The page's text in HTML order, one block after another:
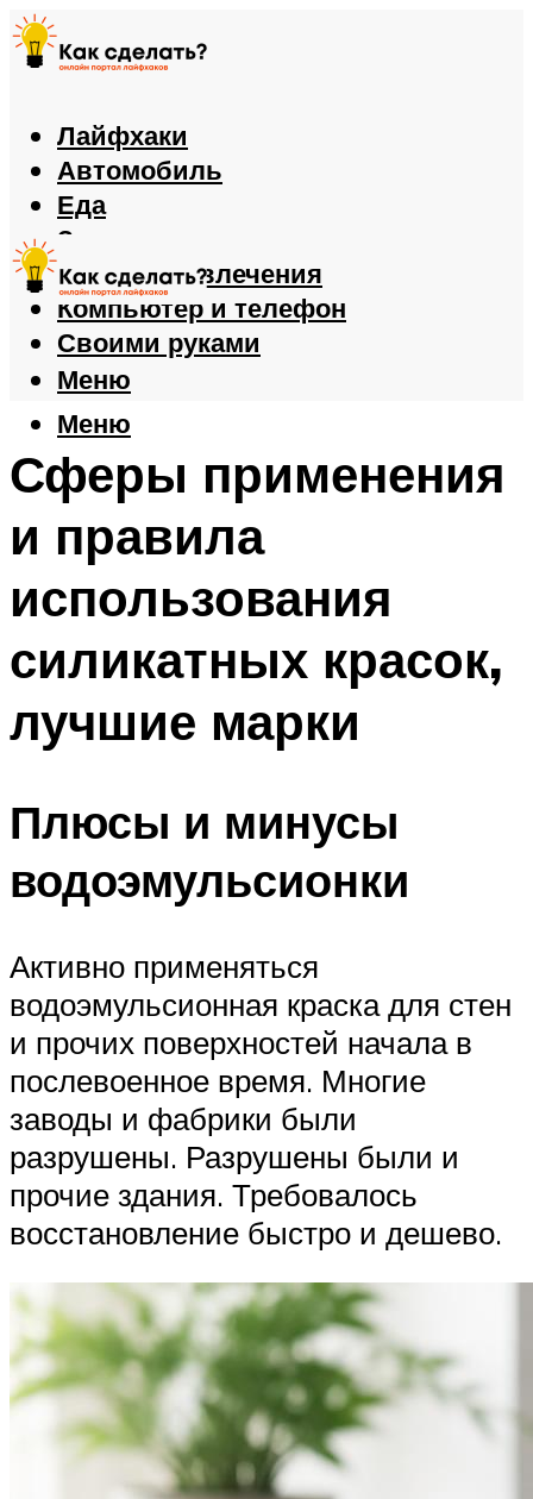
Лайфхаки
Автомобиль
Еда
Здоровье
Игры и развлечения
Компьютер и телефон
Своими руками
Меню
Меню
Сферы применения
и правила
использования
силикатных красок,
лучшие марки
Плюсы и минусы
водоэмульсионки
Активно применяться
водоэмульсионная краска для стен
и прочих поверхностей начала в
послевоенное время. Многие
заводы и фабрики были
разрушены. Разрушены были и
прочие здания. Требовалось
восстановление быстро и дешево.